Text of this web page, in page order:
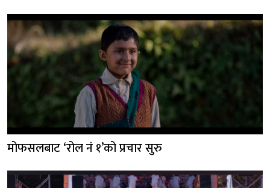
मोफसलबाट ‘रोल नं १’को प्रचार सुरु